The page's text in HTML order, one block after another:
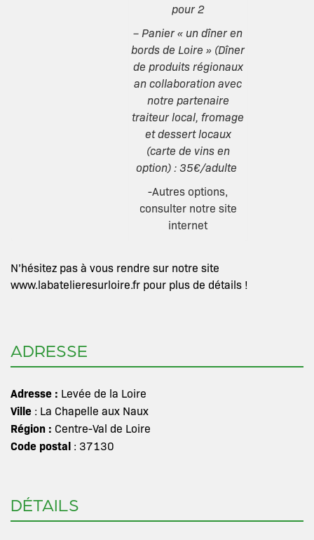
pour 2
– Panier « un dîner en
bords de Loire » (Dîner
de produits régionaux
an collaboration avec
notre partenaire
traiteur local, fromage
et dessert locaux
(carte de vins en
option) : 35€/adulte
-Autres options,
consulter notre site
internet
N’hésitez pas à vous rendre sur notre site
www.labatelieresurloire.fr pour plus de détails !
ADRESSE
Adresse : Levée de la Loire
Ville : La Chapelle aux Naux
Région : Centre-Val de Loire
Code postal : 37130
DÉTAILS